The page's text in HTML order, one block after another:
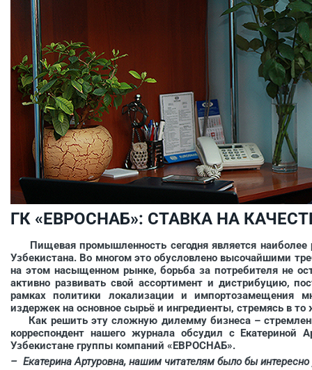
ГК «ЕВРОСНАБ»: СТАВКА НА
Пищевая промышленность сегодня является наиболее
Узбекистана. Во многом это обусловлено высочайшими
на этом насыщенном рынке, борьба за потребителя не
активно развивать свой ассортимент и дистрибуцию,
рамках политики локализации и импортозамещения
издержек на основное сырьё и ингредиенты, стремясь в
Как решить эту сложную дилемму бизнеса –
корреспондент нашего журнала обсудил с ­Екатериной
Узбекистане группы компаний «ЕВРОСНАБ».
– Екатерина Артуровна, нашим читателям было бы